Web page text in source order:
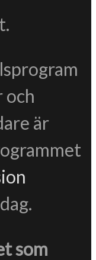
och
är
som